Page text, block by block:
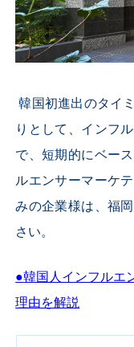
韓国初進出のタイ
りとして、インフ
で、短期的にベー
ルエンサーマーケ
みの企業様は、福
さい。
●韓国人インフルエ
理由を解説